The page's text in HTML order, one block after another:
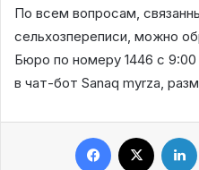
По всем вопросам,
сельхозпереписи, можно
Бюро по номеру 1446 с 9:00
в чат-бот Sanaq myrza,